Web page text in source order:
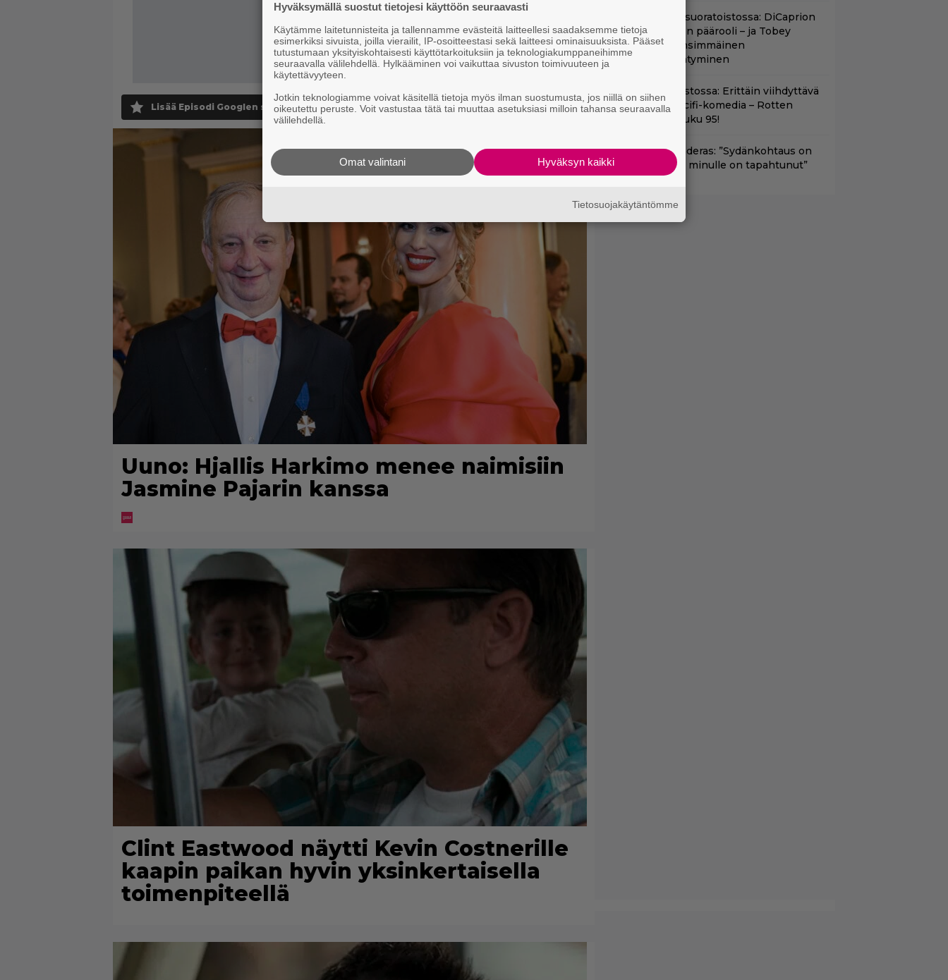
Lisää Episodi Googlen suosituksi lähteeksi
Uuno: Hjallis Harkimo menee naimisiin
Jasmine Pajarin kanssa
Clint Eastwood näytti Kevin Costnerille
kaapin paikan hyvin yksinkertaisella
toimenpiteellä
Huippuleffa suoratoistossa: DiCaprion
ensimmäinen päärooli – ja Tobey
Maguiren ensimmäinen
elokuvaesiintyminen
Nyt suoratoistossa: Erittäin viihdyttävä
ja kehuttu scifi-komedia – Rotten
Tomatoes -luku 95!
Antonio Banderas: ”Sydänkohtaus on
parasta mitä minulle on tapahtunut”
Hyväksymällä suostut tietojesi käyttöön seuraavasti
Käytämme laitetunnisteita ja tallennamme evästeitä laitteellesi saadaksemme tietoja
esimerkiksi sivuista, joilla vierailit, IP-osoitteestasi sekä laitteesi ominaisuuksista. Pääset
tutustumaan yksityiskohtaisesti käyttötarkoituksiin ja teknologiakumppaneihimme
seuraavalla välilehdellä. Hylkääminen voi vaikuttaa sivuston toimivuuteen ja
käytettävyyteen.
Jotkin teknologiamme voivat käsitellä tietoja myös ilman suostumusta, jos niillä on siihen
oikeutettu peruste. Voit vastustaa tätä tai muuttaa asetuksiasi milloin tahansa seuraavalla
välilehdellä.
Hyväksyn kaikki
Omat valintani
Tietosuojakäytäntömme